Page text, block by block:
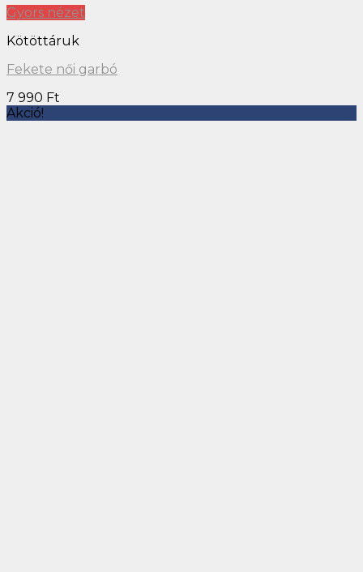
Gyors nézet
Kötöttáruk
Fekete női garbó
7 990 Ft
Akció!